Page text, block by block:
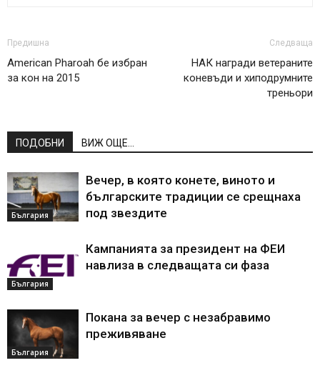
Предишна
American Pharoah бе избран
за кон на 2015
Следваща
НАК награди ветераните
коневъди и хиподрумните
треньори
ПОДОБНИ ВИЖ ОЩЕ...
България
Вечер, в която конете, виното и
българските традиции се срещнаха
под звездите
България
Кампанията за президент на ФЕИ
навлиза в следващата си фаза
България
Покана за вечер с незабравимо
преживяване